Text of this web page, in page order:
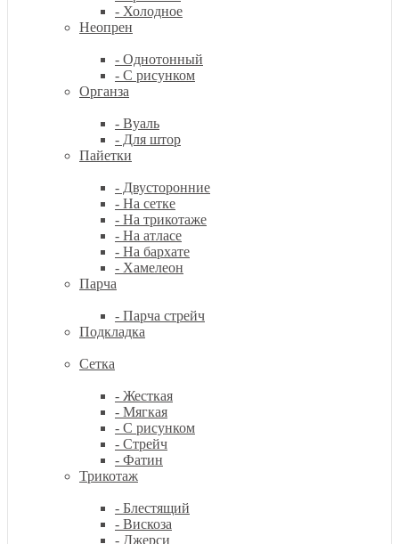
- Холодное
Неопрен
- Однотонный
- С рисунком
Органза
- Вуаль
- Для штор
Пайетки
- Двусторонние
- На сетке
- На трикотаже
- На атласе
- На бархате
- Хамелеон
Парча
- Парча стрейч
Подкладка
Сетка
- Жесткая
- Мягкая
- С рисунком
- Стрейч
- Фатин
Трикотаж
- Блестящий
- Вискоза
- Джерси